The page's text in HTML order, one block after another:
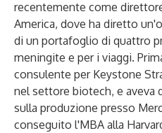
recentemente come
America, dove ha diretto
di un portafoglio di quattro
meningite e per i viaggi.
consulente per Keystone
nel settore biotech, e aveva
sulla produzione presso
conseguito l'MBA alla